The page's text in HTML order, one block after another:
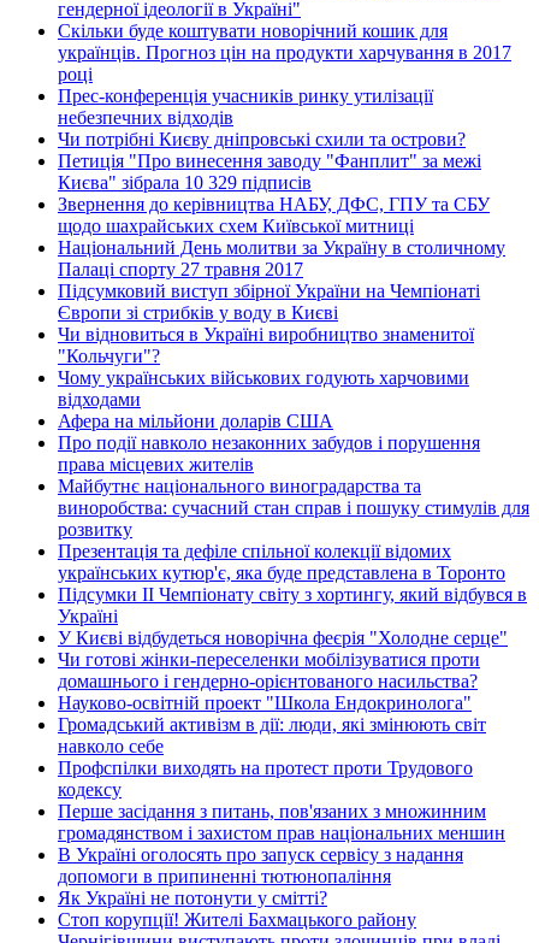
гендерної ідеології в Україні"
Скільки буде коштувати новорічний кошик для
українців. Прогноз цін на продукти харчування в 2017
році
Прес-конференція учасників ринку утилізації
небезпечних відходів
Чи потрібні Києву дніпровські схили та острови?
Петиція "Про винесення заводу "Фанплит" за межі
Києва" зібрала 10 329 підписів
Звернення до керівництва НАБУ, ДФС, ГПУ та СБУ
щодо шахрайських схем Київської митниці
Національний День молитви за Україну в столичному
Палаці спорту 27 травня 2017
Підсумковий виступ збірної України на Чемпіонаті
Європи зі стрибків у воду в Києві
Чи відновиться в Україні виробництво знаменитої
"Кольчуги"?
Чому українських військових годують харчовими
відходами
Афера на мільйони доларів США
Про події навколо незаконних забудов і порушення
права місцевих жителів
Майбутнє національного виноградарства та
виноробства: сучасний стан справ і пошуку стимулів для
розвитку
Презентація та дефіле спільної колекції відомих
українських кутюр'є, яка буде представлена в Торонто
Підсумки ІІ Чемпіонату світу з хортингу, який відбувся в
Україні
У Києві відбудеться новорічна феєрія "Холодне серце"
Чи готові жінки-переселенки мобілізуватися проти
домашнього і гендерно-орієнтованого насильства?
Науково-освітній проект "Школа Ендокринолога"
Громадський активізм в дії: люди, які змінюють світ
навколо себе
Профспілки виходять на протест проти Трудового
кодексу
Перше засідання з питань, пов'язаних з множинним
громадянством і захистом прав національних меншин
В Україні оголосять про запуск сервісу з надання
допомоги в припиненні тютюнопаління
Як Україні не потонути у смітті?
Стоп корупції! Жителі Бахмацького району